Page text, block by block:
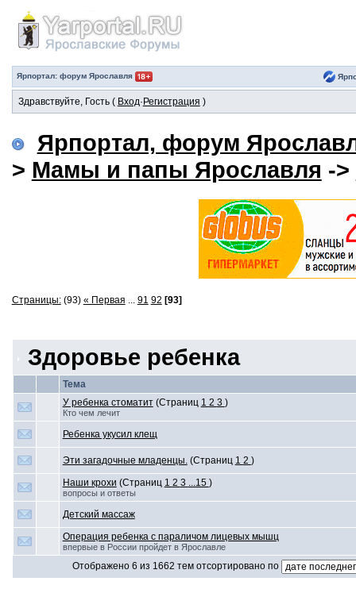
Ярпортал: форум Ярославля
Здравствуйте, Гость ( Вход· Регистрация )
Ярпортал, форум
> Мамы и папы Ярославля ->
Страницы:(93) « Первая ... 91 92 [93]
Здоровье ребенка
Тема
У ребенка стоматит (Страниц 1 2 3 )
Кто чем лечит
Ребенка укусил клещ
Эти загадочные младенцы. (Страниц 1 2 )
Наши крохи (Страниц 1 2 3 ...15 )
вопросы и ответы
Детский массаж
Операция ребенка с параличом лицевых мышц
впервые в России пройдет в Ярославле
Отображено 6 из 1662 тем отсортировано по